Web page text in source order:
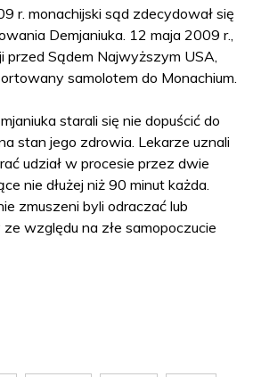
r. monachijski sąd zdecydował się
Demjaniuka. 12 maja 2009 r.,
przed Sądem Najwyższym USA,
samolotem do Monachium.
starali się nie dopuścić do
stan jego zdrowia. Lekarze uznali
udział w procesie przez dwie
nie dłużej niż 90 minut każda.
zmuszeni byli odraczać lub
względu na złe samopoczucie